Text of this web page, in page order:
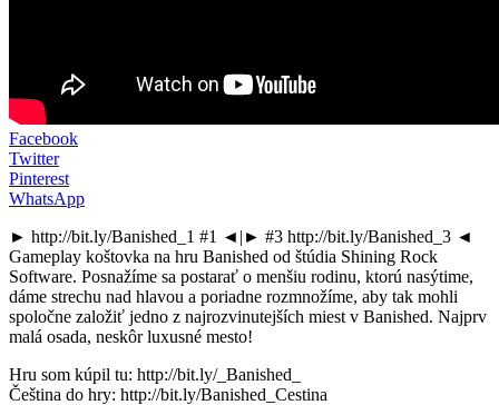
Facebook
Twitter
Pinterest
WhatsApp
► http://bit.ly/Banished_1 #1 ◄|► #3 http://bit.ly/Banished_3 ◄
Gameplay koštovka na hru Banished od štúdia Shining Rock
Software. Posnažíme sa postarať o menšiu rodinu, ktorú nasýtime,
dáme strechu nad hlavou a poriadne rozmnožíme, aby tak mohli
spoločne založiť jedno z najrozvinutejších miest v Banished. Najprv
malá osada, neskôr luxusné mesto!
Hru som kúpil tu: http://bit.ly/_Banished_
Čeština do hry: http://bit.ly/Banished_Cestina